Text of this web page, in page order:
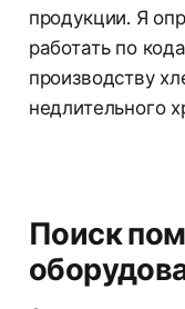
продукции. Я
работать по
производству
недлительного
Поиск